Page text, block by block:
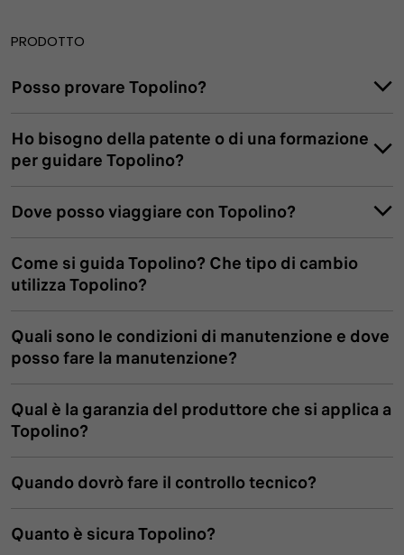
PRODOTTO
Posso provare Topolino?
concessionarie ufficiali
test drive
Ho bisogno della patente o di una formazione
per guidare Topolino?
Dove posso viaggiare con Topolino?
Come si guida Topolino? Che tipo di cambio
utilizza Topolino?
Quali sono le condizioni di manutenzione e dove
posso fare la manutenzione?
Qual è la garanzia del produttore che si applica a
Topolino?
Quando dovrò fare il controllo tecnico?
Quanto è sicura Topolino?